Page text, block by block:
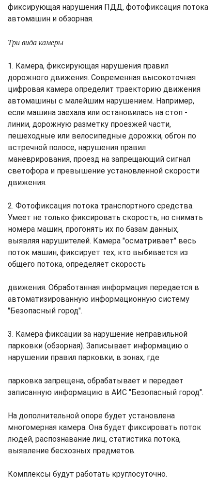
фиксирующая нарушения ПДД, фотофиксация потока
автомашин и обзорная.
Три вида камеры
1. Камера, фиксирующая нарушения правил
дорожного движения. Современная высокоточная
цифровая камера определит траекторию движения
автомашины с малейшим нарушением. Например,
если машина заехала или остановилась на стоп -
линии, дорожную разметку проезжей части,
пешеходные или велосипедные дорожки, обгон по
встречной полосе, нарушения правил
маневрирования, проезд на запрещающий сигнал
светофора и превышение установленной скорости
движения.
2. Фотофиксация потока транспортного средства.
Умеет не только фиксировать скорость, но снимать
номера машин, прогонять их по базам данных,
выявляя нарушителей. Камера "осматривает" весь
поток машин, фиксирует тех, кто выбивается из
общего потока, определяет скорость
движения. Обработанная информация передается в
автоматизированную информационную систему
"Безопасный город".
3. Камера фиксации за нарушение неправильной
парковки (обзорная). Записывает информацию о
нарушении правил парковки, в зонах, где
парковка запрещена, обрабатывает и передает
записанную информацию в АИС "Безопасный город".
На дополнительной опоре будет установлена
многомерная камера. Она будет фиксировать поток
людей, распознавание лиц, статистика потока,
выявление бесхозных предметов.
Комплексы будут работать круглосуточно.